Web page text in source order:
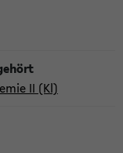
II (Kl)